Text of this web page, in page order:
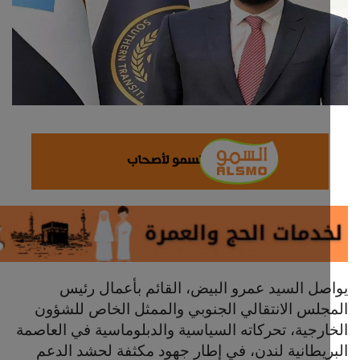
ثقافة وفن
مؤسسة حدث اليوم
الطقس
صحة
منصة حرة
تكنولوجيا وسيارات
السيد عمرو البيض، القائم بأعمال رئيس
الانتقالي الجنوبي والممثل الخاص للشؤون
تحركاته السياسية والدبلوماسية في العاصمة
لندن، في إطار جهود مكثفة لحشد الدعم